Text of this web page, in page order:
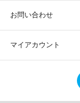
お問い合わせ
マイアカウント